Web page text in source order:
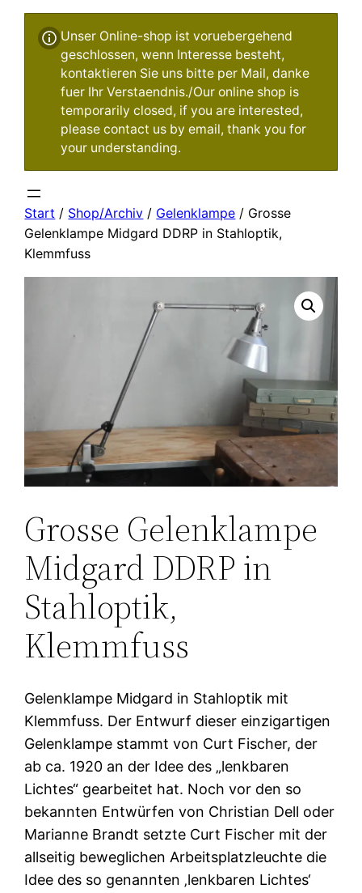
Unser Online-shop ist voruebergehend
geschlossen, wenn Interesse besteht,
kontaktieren Sie uns bitte per Mail, danke
fuer Ihr Verstaendnis./Our online shop is
temporarily closed, if you are interested,
please contact us by email, thank you for
your understanding.
Start / Shop/Archiv / Gelenklampe / Grosse
Gelenklampe Midgard DDRP in Stahloptik,
Klemmfuss
Grosse Gelenklampe
Midgard DDRP in
Stahloptik,
Klemmfuss
Gelenklampe Midgard in Stahloptik mit
Klemmfuss. Der Entwurf dieser einzigartigen
Gelenklampe stammt von Curt Fischer, der
ab ca. 1920 an der Idee des „lenkbaren
Lichtes“ gearbeitet hat. Noch vor den so
bekannten Entwürfen von Christian Dell oder
Marianne Brandt setzte Curt Fischer mit der
allseitig beweglichen Arbeitsplatzleuchte die
Idee des so genannten ‚lenkbaren Lichtes‘